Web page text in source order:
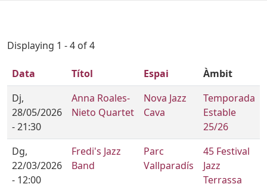
Displaying 1 - 4 of 4
Data Títol Espai
Àmbit
Dj,
28/05/2026
- 21:30
Anna Roales-
Nieto Quartet
Nova Jazz
Cava
Temporada
Estable
25/26
Dg,
22/03/2026
- 12:00
Fredi's Jazz
Band
Parc
Vallparadís
45 Festival
Jazz
Terrassa